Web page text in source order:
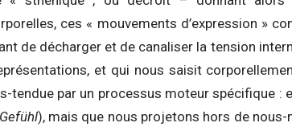
ces « mouvements d’expression »
de décharger et de canaliser la tension
et qui nous saisit
tendue par un processus moteur spécifique :
Gefühl), mais que nous projetons hors de